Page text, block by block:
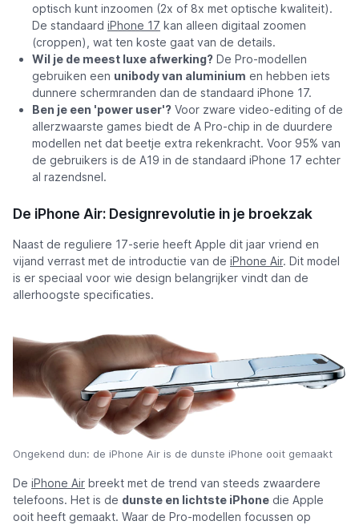
optisch kunt inzoomen (2x of 8x met optische kwaliteit).
De standaard iPhone 17 kan alleen digitaal zoomen
(croppen), wat ten koste gaat van de details.
Wil je de meest luxe afwerking? De Pro-modellen
gebruiken een unibody van aluminium en hebben iets
dunnere schermranden dan de standaard iPhone 17.
Ben je een 'power user'? Voor zware video-editing of de
allerzwaarste games biedt de A Pro-chip in de duurdere
modellen net dat beetje extra rekenkracht. Voor 95% van
de gebruikers is de A19 in de standaard iPhone 17 echter
al razendsnel.
De iPhone Air: Designrevolutie in je broekzak
Naast de reguliere 17-serie heeft Apple dit jaar vriend en
vijand verrast met de introductie van de iPhone Air. Dit model
is er speciaal voor wie design belangrijker vindt dan de
allerhoogste specificaties.
Ongekend dun: de iPhone Air is de dunste iPhone ooit gemaakt
De iPhone Air breekt met de trend van steeds zwaardere
telefoons. Het is de dunste en lichtste iPhone die Apple
ooit heeft gemaakt. Waar de Pro-modellen focussen op